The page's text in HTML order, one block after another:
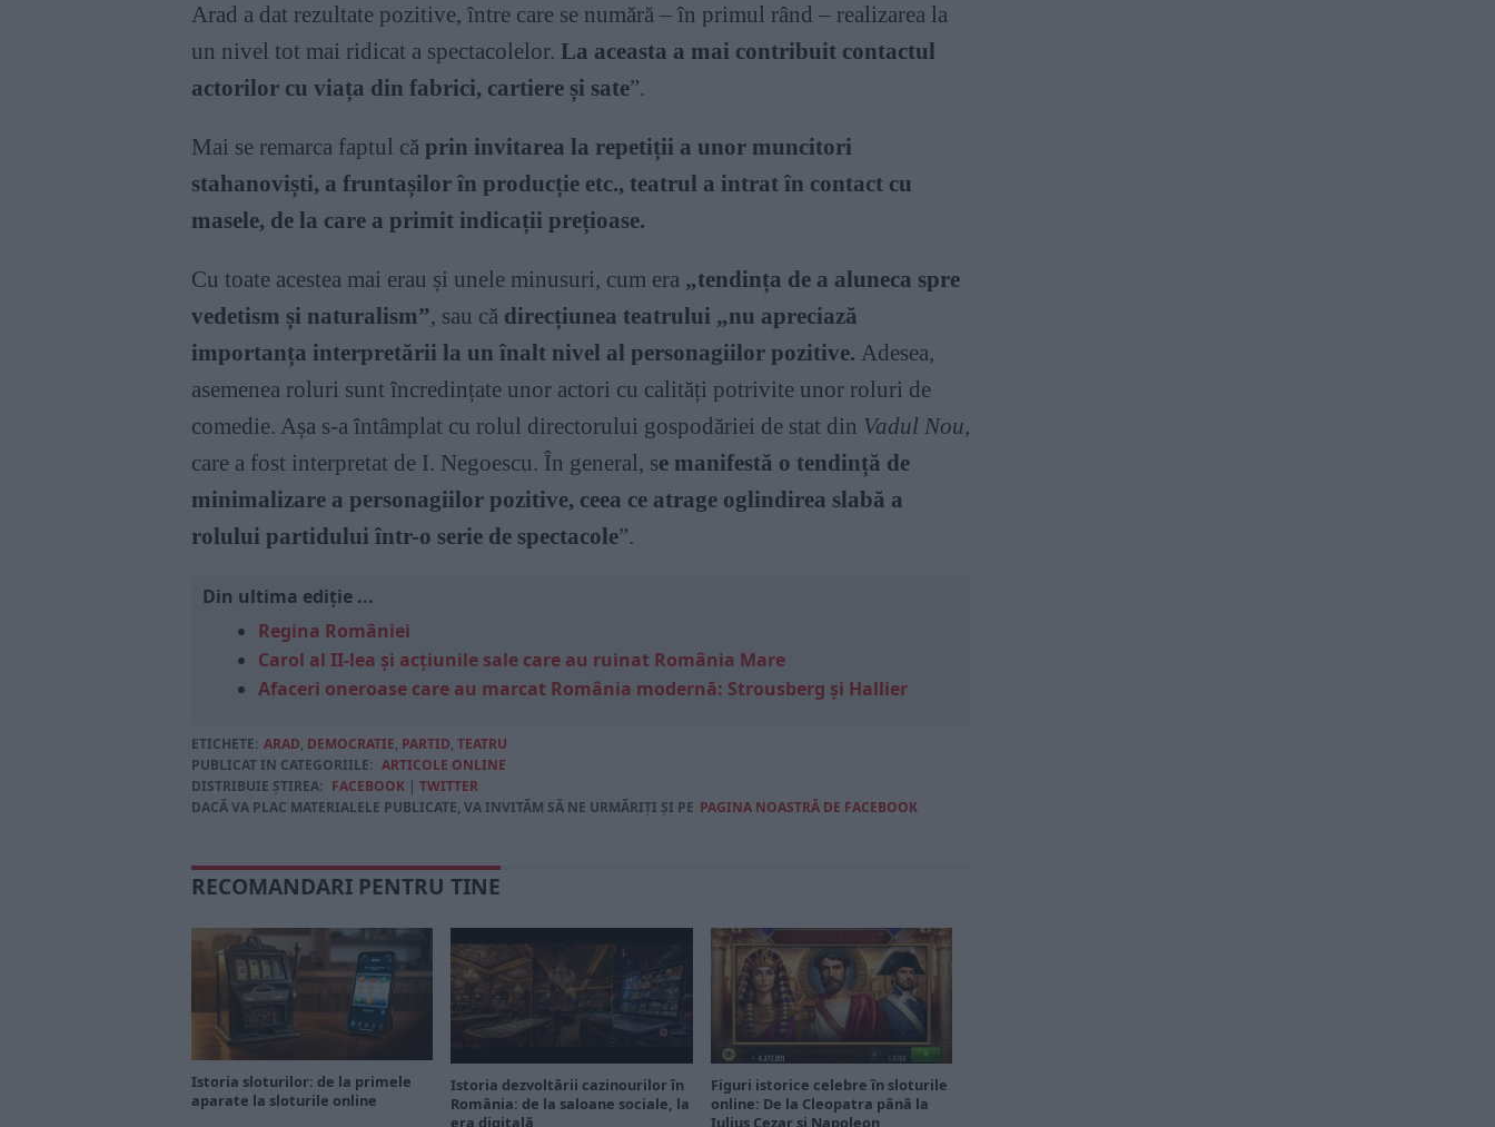
Arad a dat rezultate pozitive, între care se numără – în primul rând – realizarea la
un nivel tot mai ridicat a spectacolelor. La aceasta a mai contribuit contactul
actorilor cu viața din fabrici, cartiere și sate”.
Mai se remarca faptul că prin invitarea la repetiții a unor muncitori
stahanoviști, a fruntașilor în producție etc., teatrul a intrat în contact cu
masele, de la care a primit indicații prețioase.
Cu toate acestea mai erau și unele minusuri, cum era „tendința de a aluneca spre
vedetism și naturalism”, sau că direcțiunea teatrului „nu apreciază
importanța interpretării la un înalt nivel al personagiilor pozitive. Adesea,
asemenea roluri sunt încredințate unor actori cu calități potrivite unor roluri de
comedie. Așa s-a întâmplat cu rolul directorului gospodăriei de stat din Vadul Nou,
care a fost interpretat de I. Negoescu. În general, se manifestă o tendință de
minimalizare a personagiilor pozitive, ceea ce atrage oglindirea slabă a
rolului partidului într-o serie de spectacole”.
Din ultima ediție ...
Regina României
Carol al II-lea și acțiunile sale care au ruinat România Mare
Afaceri oneroase care au marcat România modernă: Strousberg și Hallier
ETICHETE: ARAD, DEMOCRATIE, PARTID, TEATRU
PUBLICAT IN CATEGORIILE: ARTICOLE ONLINE
DISTRIBUIE ȘTIREA: FACEBOOK | TWITTER
DACĂ VA PLAC MATERIALELE PUBLICATE, VA INVITĂM SĂ NE URMĂRIȚI ȘI PE PAGINA NOASTRĂ DE FACEBOOK
RECOMANDARI PENTRU TINE
Istoria sloturilor: de la primele
aparate la sloturile online
Istoria dezvoltării cazinourilor în
România: de la saloane sociale, la
era digitală
Figuri istorice celebre în sloturile
online: De la Cleopatra până la
Iulius Cezar și Napoleon